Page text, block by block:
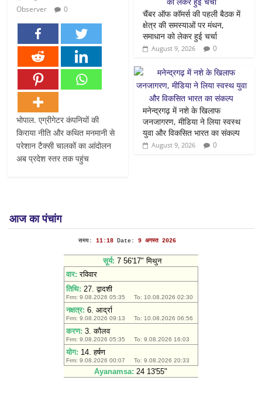
Observer
0
भोपाल. एग्रीगेटर कंपनियों की
किराया नीति और कथित मनमानी से
परेशान टैक्सी चालकों का आंदोलन
अब प्रदेश स्तर तक पहुंच
चैंबर ऑफ कॉमर्स की पहली बैठक में
क्षेत्र की समस्याओं पर मंथन,
समाधान को लेकर हुई चर्चा
August 9, 2026 0
मनेन्द्रगढ़ में नशे के खिलाफ
जनजागरण, मीडिया ने लिया स्वस्थ
युवा और विकसित भारत का संकल्प
August 9, 2026 0
आज का पंचांग